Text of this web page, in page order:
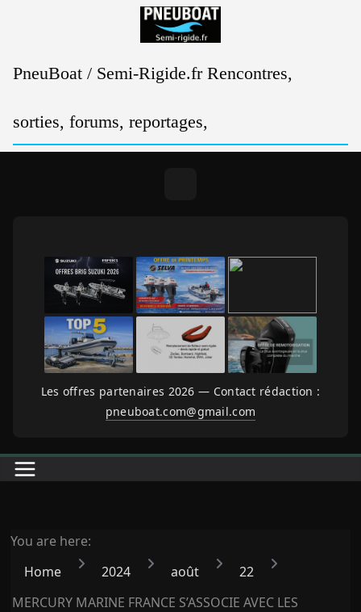
PneuBoat / Semi-Rigide.fr Rencontres,
sorties, forums, reportages,
Les offres partenaires 2026 — Contact rédaction :
pneuboat.com@gmail.com
You are here:
Home
2024 août
22
MERCURY MARINE FRANCE S’ASSOCIE AVEC LES